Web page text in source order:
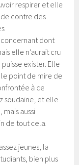
respirer et elle
contre des
dont
elle n’aurait cru
exister. Elle
point de mire de
à ce
soudaine, et elle
aussi
de tout cela.
jeunes, la
bien plus